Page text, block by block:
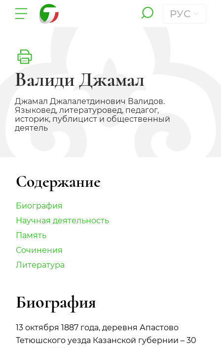
РУС
Валиди Джамал
Джамал Джалалетдинович Валидов.
Языковед, литературовед, педагог,
историк, публицист и общественный
деятель
Содержание
Биография
Научная деятельность
Память
Сочинения
Литература
Биография
13 октября 1887 года, деревня Апастово
Тетюшского уезда Казанской губернии – 30